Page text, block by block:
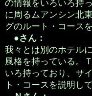
の情報をいろいろ持
に周るムアンシン北
グのルート・コース
●さん：
我々とは別のホテル
風格を持っている。
いろ持っており、サ
ト・コースを説明し